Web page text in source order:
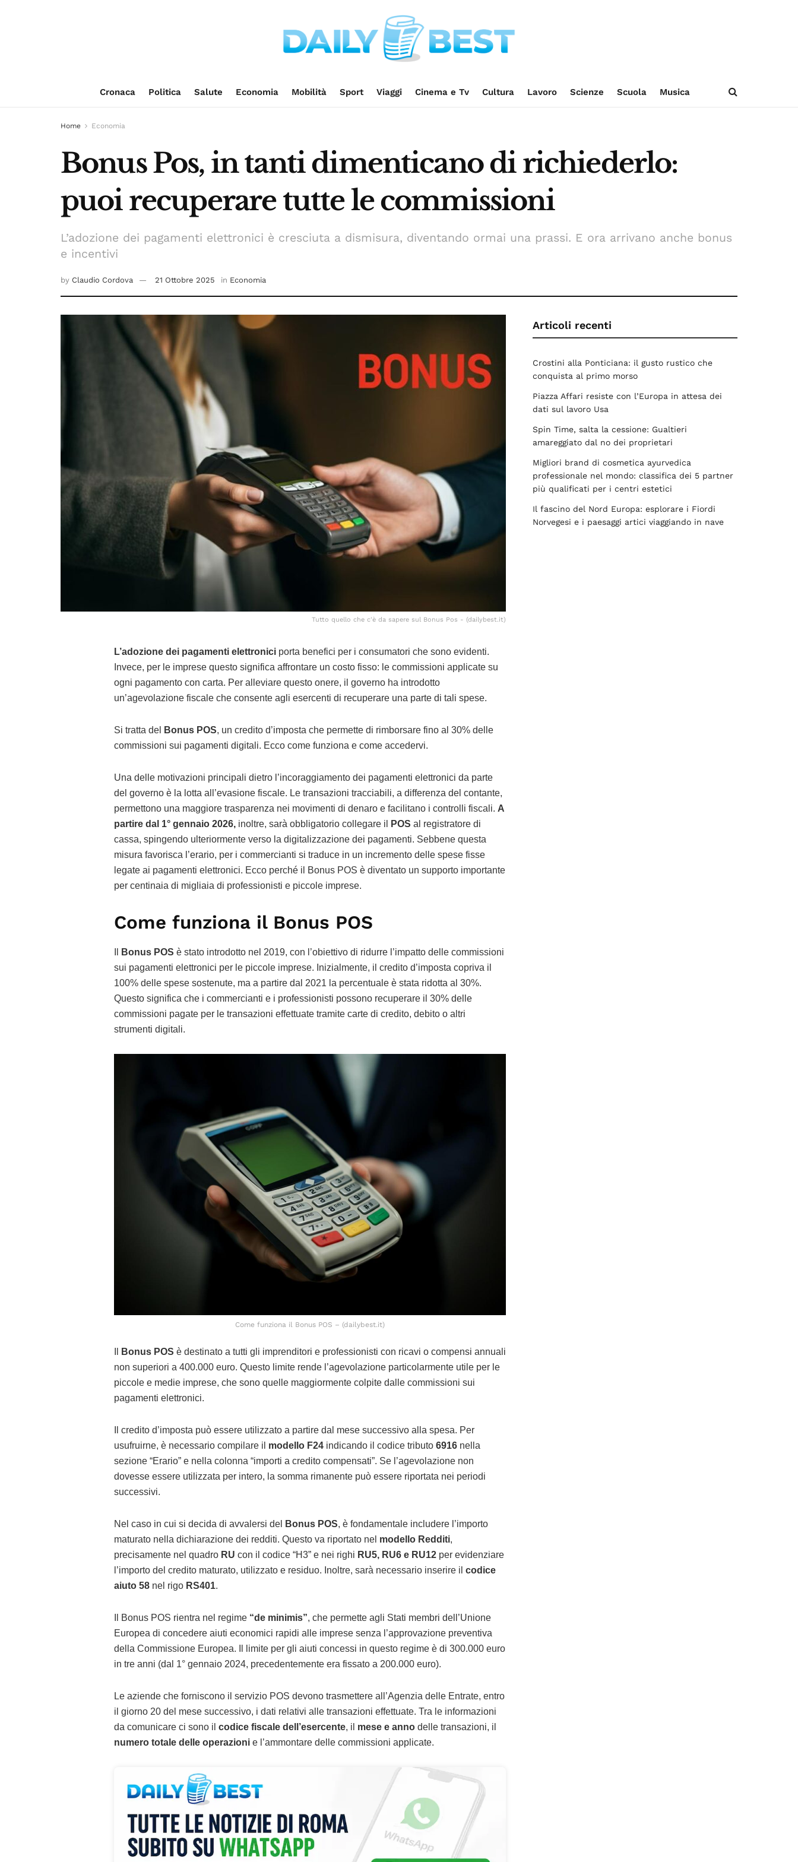
Cronaca Politica Salute Economia Mobilità Sport Viaggi Cinema e Tv Cultura Lavoro Scienze Scuola Musica
Home Economia
Bonus Pos, in tanti dimenticano di richiederlo:
puoi recuperare tutte le commissioni
L’adozione dei pagamenti elettronici è cresciuta a dismisura, diventando ormai una prassi. E ora arrivano anche bonus
e incentivi
by Claudio Cordova 21 Ottobre 2025 in Economia
Tutto quello che c'è da sapere sul Bonus Pos - (dailybest.it)
L’adozione dei pagamenti elettronici porta benefici per i consumatori che sono evidenti.
Invece, per le imprese questo significa affrontare un costo fisso: le commissioni applicate su
ogni pagamento con carta. Per alleviare questo onere, il governo ha introdotto
un’agevolazione fiscale che consente agli esercenti di recuperare una parte di tali spese.
Si tratta del Bonus POS, un credito d’imposta che permette di rimborsare fino al 30% delle
commissioni sui pagamenti digitali. Ecco come funziona e come accedervi.
Una delle motivazioni principali dietro l’incoraggiamento dei pagamenti elettronici da parte
del governo è la lotta all’evasione fiscale. Le transazioni tracciabili, a differenza del contante,
permettono una maggiore trasparenza nei movimenti di denaro e facilitano i controlli fiscali. A
partire dal 1° gennaio 2026, inoltre, sarà obbligatorio collegare il POS al registratore di
cassa, spingendo ulteriormente verso la digitalizzazione dei pagamenti. Sebbene questa
misura favorisca l’erario, per i commercianti si traduce in un incremento delle spese fisse
legate ai pagamenti elettronici. Ecco perché il Bonus POS è diventato un supporto importante
per centinaia di migliaia di professionisti e piccole imprese.
Come funziona il Bonus POS
Bonus POS è stato introdotto nel 2019, con l’obiettivo di ridurre l’impatto delle commissioni
sui pagamenti elettronici per le piccole imprese. Inizialmente, il credito d’imposta copriva il
100% delle spese sostenute, ma a partire dal 2021 la percentuale è stata ridotta al 30%.
Questo significa che i commercianti e i professionisti possono recuperare il 30% delle
commissioni pagate per le transazioni effettuate tramite carte di credito, debito o altri
strumenti digitali.
Come funziona il Bonus POS – (dailybest.it)
Bonus POS è destinato a tutti gli imprenditori e professionisti con ricavi o compensi annuali
non superiori a 400.000 euro. Questo limite rende l’agevolazione particolarmente utile per le
piccole e medie imprese, che sono quelle maggiormente colpite dalle commissioni sui
pagamenti elettronici.
Il credito d’imposta può essere utilizzato a partire dal mese successivo alla spesa. Per
usufruirne, è necessario compilare il modello F24 indicando il codice tributo 6916 nella
sezione “Erario” e nella colonna “importi a credito compensati”. Se l’agevolazione non
dovesse essere utilizzata per intero, la somma rimanente può essere riportata nei periodi
successivi.
Nel caso in cui si decida di avvalersi del Bonus POS, è fondamentale includere l’importo
maturato nella dichiarazione dei redditi. Questo va riportato nel modello Redditi,
precisamente nel quadro RU con il codice “H3” e nei righi RU5, RU6 e RU12 per evidenziare
l’importo del credito maturato, utilizzato e residuo. Inoltre, sarà necessario inserire il codice
aiuto 58 nel rigo RS401.
Il Bonus POS rientra nel regime “de minimis”, che permette agli Stati membri dell’Unione
Europea di concedere aiuti economici rapidi alle imprese senza l’approvazione preventiva
della Commissione Europea. Il limite per gli aiuti concessi in questo regime è di 300.000 euro
in tre anni (dal 1° gennaio 2024, precedentemente era fissato a 200.000 euro).
Le aziende che forniscono il servizio POS devono trasmettere all’Agenzia delle Entrate, entro
il giorno 20 del mese successivo, i dati relativi alle transazioni effettuate. Tra le informazioni
da comunicare ci sono il codice fiscale dell’esercente, il mese e anno delle transazioni, il
numero totale delle operazioni e l’ammontare delle commissioni applicate.
Articoli recenti
Crostini alla Ponticiana: il gusto rustico che
conquista al primo morso
Piazza Affari resiste con l’Europa in attesa dei
dati sul lavoro Usa
Spin Time, salta la cessione: Gualtieri
amareggiato dal no dei proprietari
Migliori brand di cosmetica ayurvedica
professionale nel mondo: classifica dei 5 partner
più qualificati per i centri estetici
Il fascino del Nord Europa: esplorare i Fiordi
Norvegesi e i paesaggi artici viaggiando in nave